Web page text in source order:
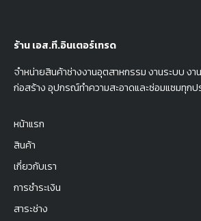
ร้าน เอส.ที.อินเตอร์เทรด
จำหน่ายสินค้าช่างงานอุตสาหกรรม งานระบบ ง
ก่อสร้าง อุปกรณ์ทำความสะอาดและซ่อมแซมทุกป
หน้าแรก
สินค้า
เกี่ยวกับเรา
การชำระเงิน
สาระช่าง